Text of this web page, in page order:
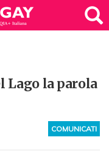
Lago la parola
COMUNICATI